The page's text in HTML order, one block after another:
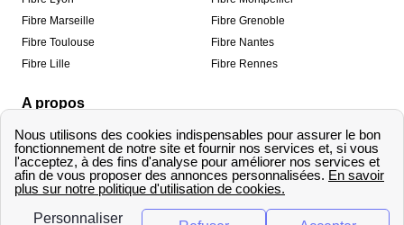
Fibre Marseille
Fibre Toulouse
Fibre Lille
Fibre Grenoble
Fibre Nantes
Fibre Rennes
A propos
Qui sommes-nous ?
Informations de contact
Méthodologie de classement
Mentions légales
Traitement des avis
Copyright © fibre-optique-eligibilite.fr 2026 – Tous